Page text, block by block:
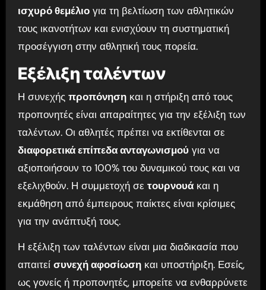
ισχυρό θεμέλιογια τη βελτίωση των αθλητικών
τους ικανοτήτων και ενισχύουν τη συστηματική
προσέγγιση στην αθλητική τους πορεία.
Εξέλιξη ταλέντων
Η συνεχής προπόνησηκαι η στήριξη από τους
προπονητές είναι απαραίτητες για την εξέλιξη των
ταλέντων. Οι αθλητές πρέπει να εκτίθενται σε
διαφορετικά επίπεδα ανταγωνισμούγια να
αξιοποιήσουν το 100% του δυναμικού τους και να
εξελιχθούν. Η συμμετοχή σε τουρνουάκαι η
εκμάθηση από έμπειρους παίκτες είναι κρίσιμες
για την ανάπτυξή τους.
Η εξέλιξη των ταλέντων είναι μια διαδικασία που
απαιτεί συνεχή αφοσίωσηκαι υποστήριξη. Εσείς,
ως γονείς ή προπονητές, μπορείτε να ενθαρρύνετε